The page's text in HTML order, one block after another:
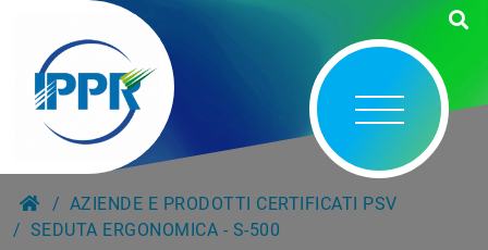
AZIENDE E PRODOTTI CERTIFICATI PSV
SEDUTA ERGONOMICA - S-500